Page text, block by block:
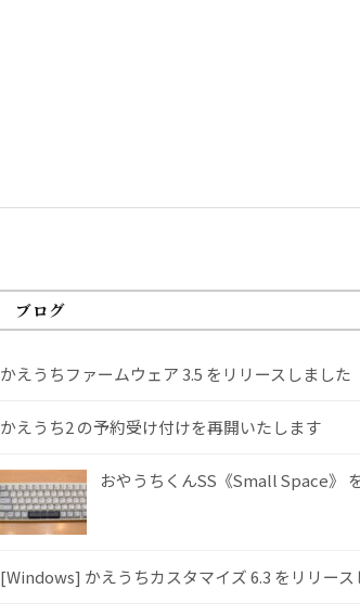
ブログ
かえうちファームウェア 3.5 をリリースしました
かえうち2 の予約受け付けを再開いたします
おやうちくんSS《Small Space》
[Windows] かえうちカスタマイズ 6.3 をリリース